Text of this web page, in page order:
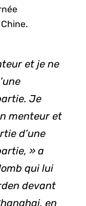
et je ne
Je
menteur et
d’une
» a
qui lui
devant
en